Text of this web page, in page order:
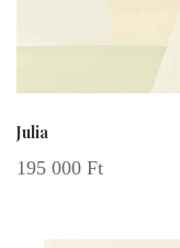
Julia
195 000 Ft